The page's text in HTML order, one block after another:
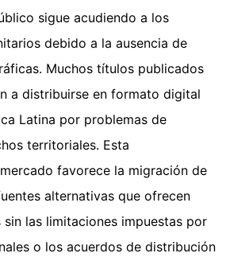
sigue acudiendo a los
debido a la ausencia de
Muchos títulos publicados
a distribuirse en formato digital
Latina por problemas de
territoriales. Esta
favorece la migración de
alternativas que ofrecen
las limitaciones impuestas por
o los acuerdos de distribución